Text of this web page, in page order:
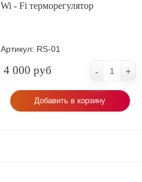
Wi - Fi терморегулятор
Артикул: RS-01
4 000 руб - +
Добавить в корзину